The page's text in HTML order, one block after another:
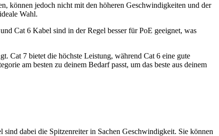
können jedoch nicht mit den höheren Geschwindigkeiten und der
Wahl.
Cat 6 Kabel sind in der Regel besser für PoE geeignet, was
Cat 7 bietet die höchste Leistung, während Cat 6 eine gute
am besten zu deinem Bedarf passt, um das beste aus deinem
dabei die Spitzenreiter in Sachen Geschwindigkeit. Sie können